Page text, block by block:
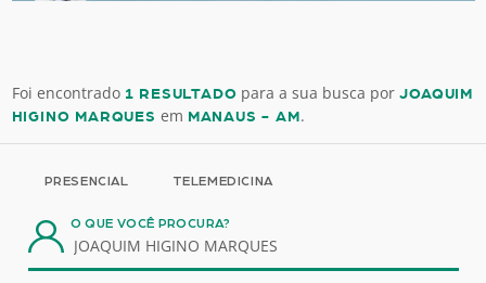
Foi encontrado 1 RESULTADO para a sua busca porJOAQUIM
HIGINO MARQUES em MANAUS - AM.
PRESENCIAL TELEMEDICINA
O QUE VOCÊ PROCURA?